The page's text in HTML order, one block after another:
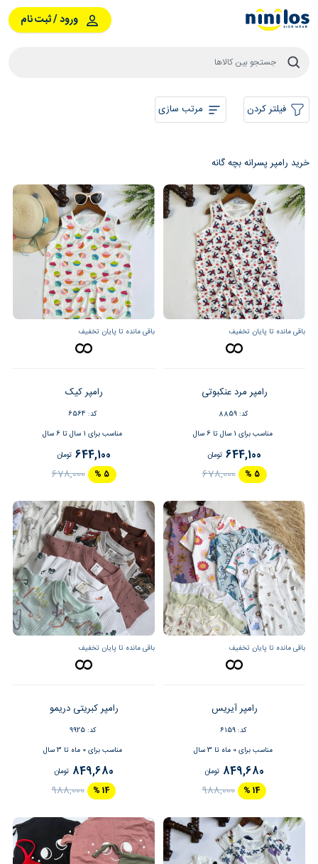
ورود / ثبت نام
فیلتر کردن مرتب سازی
خرید رامپر پسرانه بچه گانه
باقی مانده تا پایان تخفیف
رامپر مرد عنکبوتی
کد: 8859
مناسب برای 1 سال تا 6 سال
644,100 تومان
5 %
678,000
باقی مانده تا پایان تخفیف
رامپر کیک
کد: 6564
مناسب برای 1 سال تا 6 سال
644,100 تومان
5 %
678,000
باقی مانده تا پایان تخفیف
رامپر آیریس
کد: 6159
مناسب برای 0 ماه تا 3 سال
849,680 تومان
14 %
988,000
باقی مانده تا پایان تخفیف
رامپر کبریتی دریمو
کد: 9925
مناسب برای 0 ماه تا 3 سال
849,680 تومان
14 %
988,000